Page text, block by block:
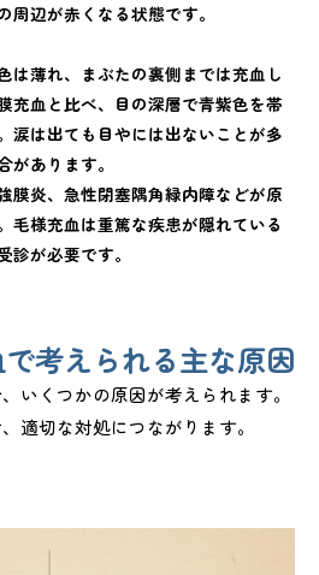
周辺が赤くなる状態です。
は薄れ、まぶたの裏側までは充血し
充血と比べ、目の深層で青紫色を帯
涙は出ても目やには出ないことが多
があります。
膜炎、急性閉塞隅角緑内障などが原
毛様充血は重篤な疾患が隠れている
診が必要です。
考えられる主な原因
いくつかの原因が考えられます。
適切な対処につながります。